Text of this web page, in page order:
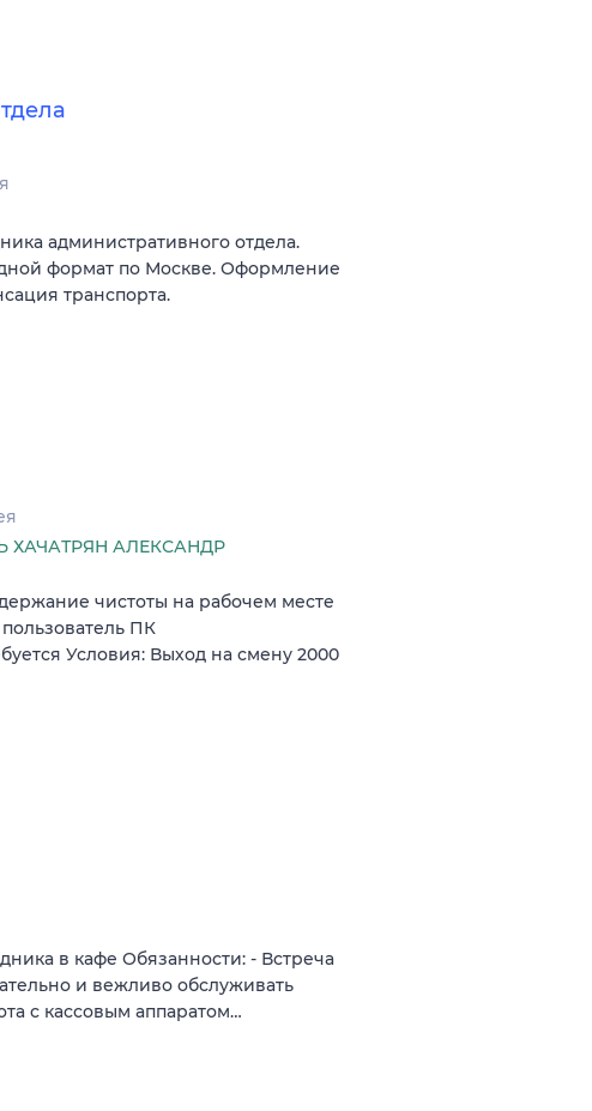
административного отдела.
формат по Москве. Оформление
транспорта.
АЛЕКСАНДР
чистоты на рабочем месте
ПК
Условия: Выход на смену 2000
в кафе Обязанности: - Встреча
и вежливо обслуживать
с кассовым аппаратом…